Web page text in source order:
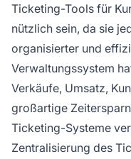
Ticketing-Tools für
nützlich sein, da sie
organisierter und
Verwaltungssystem
Verkäufe, Umsatz,
großartige
Ticketing-Systeme
Zentralisierung des